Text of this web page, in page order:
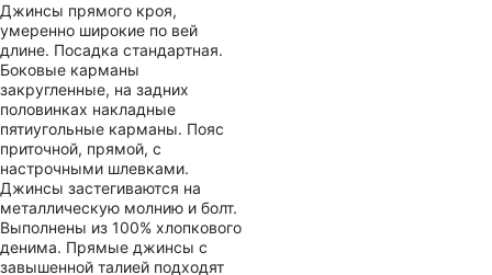
Джинсы прямого кроя,
умеренно широкие по вей
длине. Посадка стандартная.
Боковые карманы
закругленные, на задних
половинках накладные
пятиугольные карманы. Пояс
приточной, прямой, с
настрочными шлевками.
Джинсы застегиваются на
металлическую молнию и болт.
Выполнены из 100% хлопкового
денима. Прямые джинсы с
завышенной талией подходят